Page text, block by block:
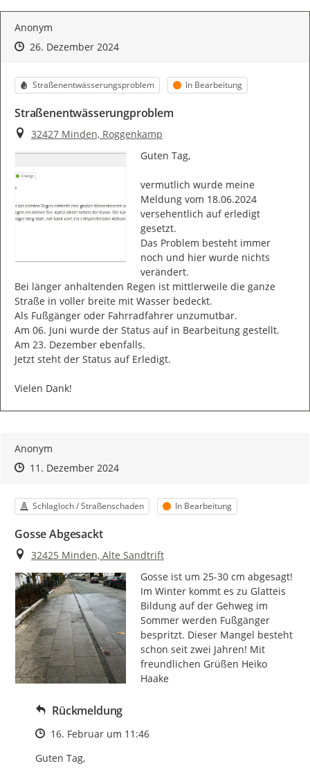
Anonym
Zeitpunkt des Erstellens
Zeitpunkt des Erstellens
26. Dezember 2024Zur Äußerung
Kategorie
Straßenentwässerungsproblem Status
In Bearbeitung
Straßenentwässerungproblem
Ort
32427 Minden, Roggenkamp
Guten Tag,
vermutlich wurde meine
Meldung vom 18.06.2024
versehentlich auf erledigt
gesetzt.
Das Problem besteht immer
noch und hier wurde nichts
verändert.
Bei länger anhaltenden Regen ist mittlerweile die ganze
Straße in voller breite mit Wasser bedeckt.
Als Fußgänger oder Fahrradfahrer unzumutbar.
Am 06. Juni wurde der Status auf in Bearbeitung gestellt.
Am 23. Dezember ebenfalls.
Jetzt steht der Status auf Erledigt.
Vielen Dank!
Anonym
Zeitpunkt des Erstellens
Zeitpunkt des Erstellens
11. Dezember 2024Zur Äußerung
Kategorie
Schlagloch / Straßenschaden Status
In Bearbeitung
Gosse Abgesackt
Ort
32425 Minden, Alte Sandtrift
Gosse ist um 25-30 cm abgesagt!
Im Winter kommt es zu Glatteis
Bildung auf der Gehweg im
Sommer werden Fußgänger
bespritzt. Dieser Mangel besteht
schon seit zwei Jahren! Mit
freundlichen Grüßen Heiko
Haake
Rückmeldung
Zeitpunkt des Erstellens
16. Februar um 11:46
Guten Tag,